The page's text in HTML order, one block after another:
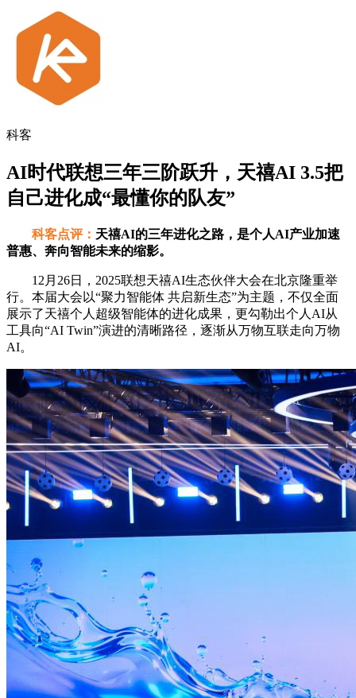
科客
AI时代联想三年三阶跃升，天禧AI 3.5把
自己进化成“最懂你的队友”
科客点评： 天禧AI的三年进化之路，是个人AI产业加速
普惠、奔向智能未来的缩影。
12月26日，2025联想天禧AI生态伙伴大会在北京隆重举
行。本届大会以“聚力智能体 共启新生态”为主题，不仅全面
展示了天禧个人超级智能体的进化成果，更勾勒出个人AI从
工具向“AI Twin”演进的清晰路径，逐渐从万物互联走向万物
AI。